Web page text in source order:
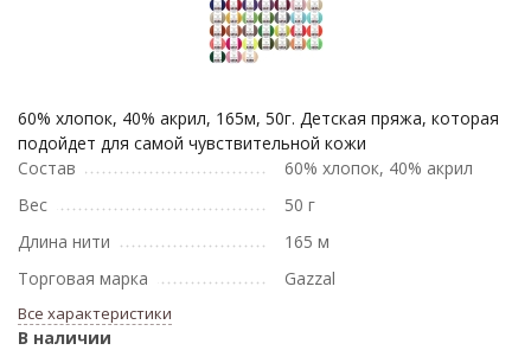
60% хлопок, 40% акрил, 165м, 50г. Детская пряжа, которая
подойдет для самой чувствительной кожи
Состав
60% хлопок, 40% акрил
Вес
50 г
Длина нити
165 м
Торговая марка
Gazzal
Все характеристики
В наличии